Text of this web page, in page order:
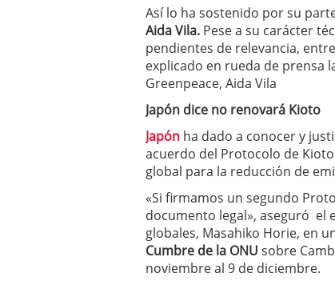
Así lo ha sostenido por su
Aida Vila. Pese a su carácter
pendientes de relevancia,
explicado en rueda de prensa
Greenpeace, Aida Vila
Japón dice no renovará Kioto
Japón ha dado a conocer y
acuerdo del Protocolo de
global para la reducción de
«Si firmamos un segundo
documento legal», aseguró el
globales, Masahiko Horie, en
Cumbre de la ONU sobre
noviembre al 9 de diciembre.